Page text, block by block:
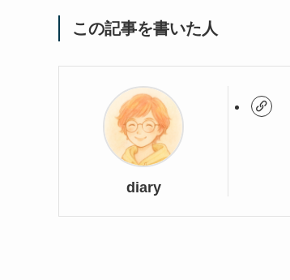
この記事を書いた人
diary